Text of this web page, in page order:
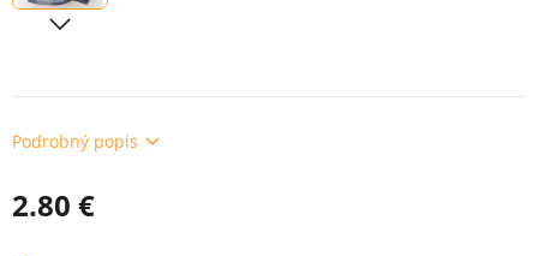
Podrobný popis
2.80 €